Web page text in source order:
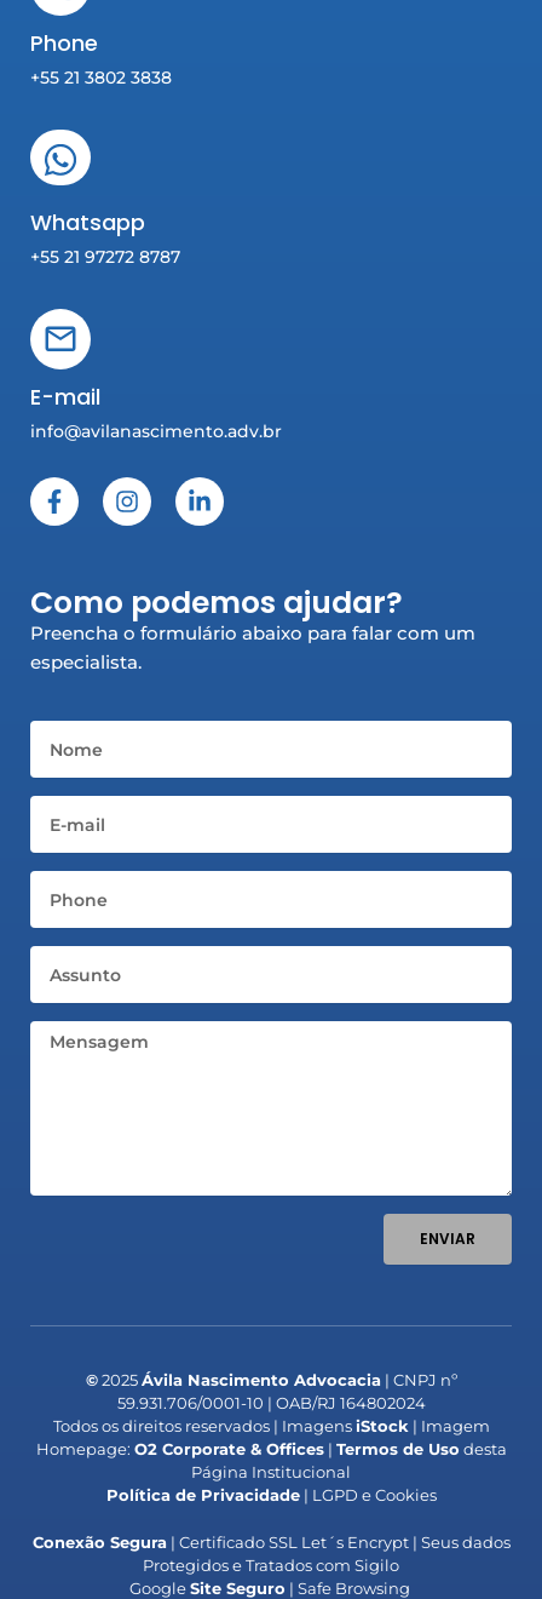
Phone
+55 21 3802 3838
Whatsapp
+55 21 97272 8787
E-mail
info@avilanascimento.adv.br
F
a
o
o
k
-
I
n
g
r
a
L
i
d
i
n
Como podemos ajudar?
Preencha o formulário abaixo para falar com um
especialista.
Mensagem
ENVIAR
©2025Ávila Nascimento Advocacia| CNPJ nº
59.931.706/0001-10 | OAB/RJ 164802024
Todos os direitos reservados | ImagensiStock | Imagem
Homepage: O2 Corporate & Offices| Termos de Uso desta
Página Institucional
Política de Privacidade| LGPD e Cookies
Conexão Segura| Certificado SSL Let´s Encrypt | Seus dados
Protegidos e Tratados com Sigilo
GoogleSite Seguro | Safe Browsing